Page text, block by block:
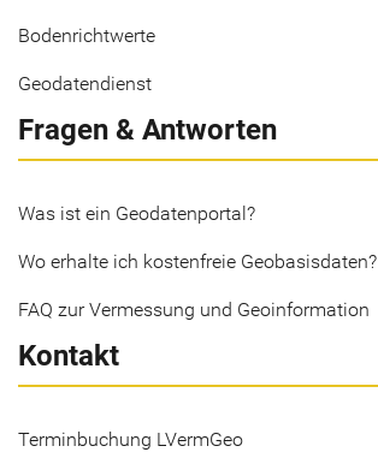
Bodenrichtwerte
Geodatendienst
Fragen & Antworten
Was ist ein Geodatenportal?
Wo erhalte ich kostenfreie Geobasisdaten?
FAQ zur Vermessung und Geoinformation
Kontakt
Terminbuchung LVermGeo